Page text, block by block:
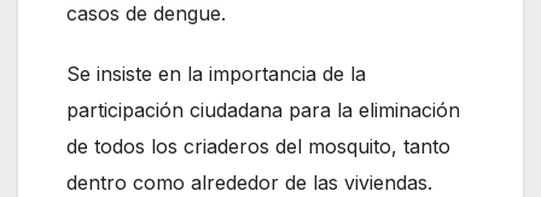
casos de dengue.
Se insiste en la importancia de la
participación ciudadana para la eliminación
de todos los criaderos del mosquito, tanto
dentro como alrededor de las viviendas.